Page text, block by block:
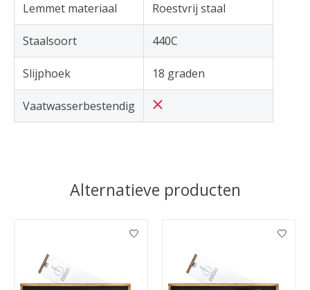
Lemmet materiaal Roestvrij staal
Staalsoort 440C
Slijphoek 18 graden
Vaatwasserbestendig
Alternatieve producten
Items van productcarrousel